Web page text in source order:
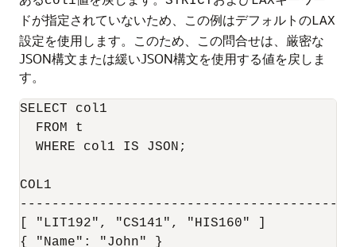
ドが指定されていないため、この例はデフォルトのLAX
設定を使用します。このため、この問合せは、厳密な
JSON構文または緩いJSON構文を使用する値を戻しま
す。
SELECT col1
  FROM t
  WHERE col1 IS JSON;
COL1
[ "LIT192", "CS141", "HIS160" ]
{ "Name": "John" }